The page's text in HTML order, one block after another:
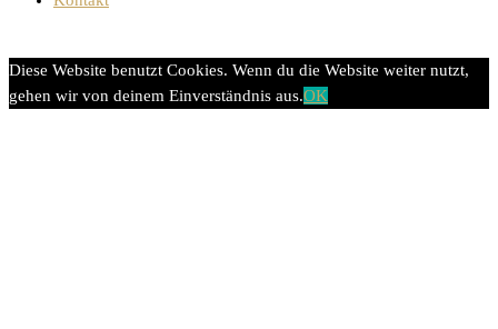
Diese Website benutzt Cookies. Wenn du die Website weiter nutzt,
gehen wir von deinem Einverständnis aus.OK